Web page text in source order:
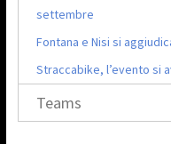
settembre
Fontana e Nisi si
Straccabike, l’evento si
Teams